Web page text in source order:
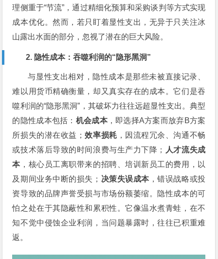
理侧重于“节流”，通过精细化预算和采购谈判等方式实现
成本优化。然而，若只盯着显性支出，无异于只关注冰
山露出水面的部分，忽视了潜在的巨大风险。
2. 隐性成本：吞噬利润的“隐形黑洞”
与显性支出相对，隐性成本是那些未被直接记录、
难以用货币精确衡量，却又真实存在的成本。它们是吞
噬利润的“隐形黑洞”，其破坏力往往远超显性支出。典型
的隐性成本包括： 机会成本，即选择A方案而放弃B方案
所损失的潜在收益； 效率损耗 ，因流程冗余、沟通不畅
或技术落后导致的时间浪费与生产力下降；
人才流失成
本 ，核心员工离职带来的招聘、培训新员工的费用，以
及期间业务中断的损失； 决策失误成本，错误战略或投
资导致的品牌声誉受损与市场份额萎缩。隐性成本的可
怕之处在于其隐蔽性和累积性。它像温水煮青蛙，在不
知不觉中侵蚀企业利润，当问题暴露时，往往已积重难
返。